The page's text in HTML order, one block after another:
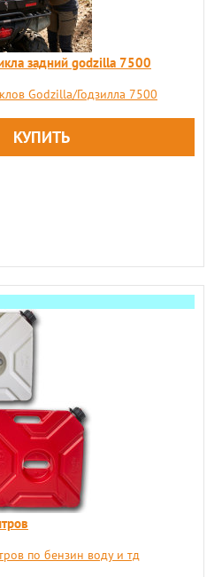
задний godzilla 7500
Godzilla/Годзилла 7500
по бензин воду и тд